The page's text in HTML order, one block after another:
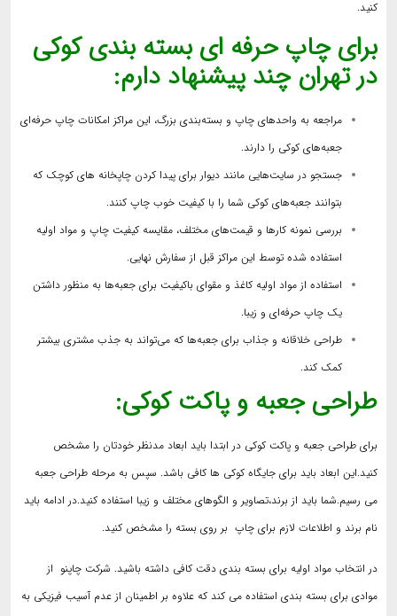
کنید.
برای چاپ حرفه ای بسته بندی کوکی
در تهران چند پیشنهاد دارم:
مراجعه به واحدهای چاپ و بسته‌بندی بزرگ، این مراکز امکانات چاپ حرفه‌ای
جعبه‌های کوکی را دارند.
جستجو در سایت‌هایی مانند دیوار برای پیدا کردن چاپخانه های کوچک که
بتوانند جعبه‌های کوکی شما را با کیفیت خوب چاپ کنند.
بررسی نمونه کارها و قیمت‌های مختلف، مقایسه کیفیت چاپ و مواد اولیه
استفاده شده توسط این مراکز قبل از سفارش نهایی.
استفاده از مواد اولیه کاغذ و مقوای باکیفیت برای جعبه‌ها به منظور داشتن
یک چاپ حرفه‌ای و زیبا.
طراحی خلاقانه و جذاب برای جعبه‌ها که می‌تواند به جذب مشتری بیشتر
کمک کند.
طراحی جعبه و پاکت کوکی:
برای طراحی جعبه و پاکت کوکی در ابتدا باید ابعاد مدنظر خودتان را مشخص
کنید.این ابعاد باید برای جایگاه کوکی ها کافی باشد. سپس به مرحله طراحی جعبه
می رسیم.شما باید از برند،تصاویر و الگوهای مختلف و زیبا استفاده کنید.در ادامه باید
نام برند و اطلاعات لازم برای چاپ بر روی بسته را مشخص کنید.
در انتخاب مواد اولیه برای بسته بندی دقت کافی داشته باشید. شرکت چاپنو از
موادی برای بسته بندی استفاده می کند که علاوه بر اطمینان از عدم آسیب فیزیکی به